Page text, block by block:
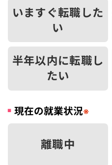
いますぐ転職した
い
半年以内に転職し
たい
現在の就業状況※
離職中